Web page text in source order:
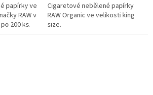
papírky ve
RAW v
200 ks.
Cigaretové nebělené papírky
RAW Organic ve velikosti king
size.